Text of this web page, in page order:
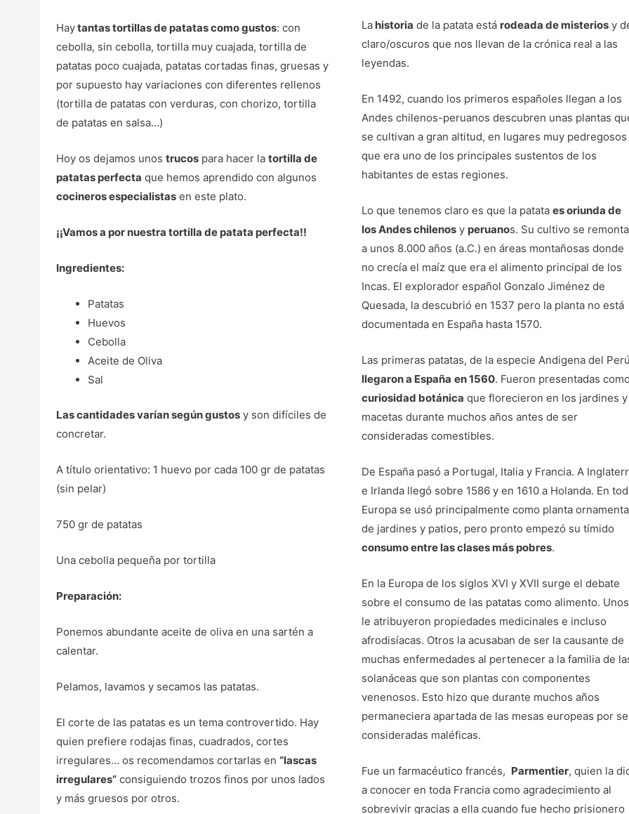
Haytantas tortillas de patatas como gustos: con
cebolla, sin cebolla, tortilla muy cuajada, tortilla de
patatas poco cuajada, patatas cortadas finas, gruesas y
por supuesto hay variaciones con diferentes rellenos
(tortilla de patatas con verduras, con chorizo, tortilla
de patatas en salsa…)
Hoy os dejamos unos trucospara hacer la tortilla de
patatas perfecta que hemos aprendido con algunos
cocineros especialistasen este plato.
¡¡Vamos a por nuestra tortilla de patata perfecta!!
Ingredientes:
Patatas
Huevos
Cebolla
Aceite de Oliva
Sal
Las cantidades varían según gustosy son difíciles de
concretar.
A título orientativo: 1 huevo por cada 100 gr de patatas
(sin pelar)
750 gr de patatas
Una cebolla pequeña por tortilla
Preparación:
Ponemos abundante aceite de oliva en una sartén a
calentar.
Pelamos, lavamos y secamos las patatas.
El corte de las patatas es un tema controvertido. Hay
quien prefiere rodajas finas, cuadrados, cortes
irregulares… os recomendamos cortarlas en “lascas
irregulares”consiguiendo trozos finos por unos lados
y más gruesos por otros.
Lahistoria de la patata está rodeada de misteriosy
claro/oscuros que nos llevan de la crónica real a las
leyendas.
En 1492, cuando los primeros españoles llegan a los
Andes chilenos-peruanos descubren unas plantas
se cultivan a gran altitud, en lugares muy pedregosos
que era uno de los principales sustentos de los
habitantes de estas regiones.
Lo que tenemos claro es que la patata es oriunda de
los Andes chilenosy peruanos. Su cultivo se remonta
a unos 8.000 años (a.C.) en áreas montañosas donde
no crecía el maíz que era el alimento principal de los
Incas. El explorador español Gonzalo Jiménez de
Quesada, la descubrió en 1537 pero la planta no está
documentada en España hasta 1570.
Las primeras patatas, de la especie Andigena del
llegaron a España en 1560. Fueron presentadas
curiosidad botánica que florecieron en los jardines y
macetas durante muchos años antes de ser
consideradas comestibles.
De España pasó a Portugal, Italia y Francia. A
e Irlanda llegó sobre 1586 y en 1610 a Holanda. En
Europa se usó principalmente como planta
de jardines y patios, pero pronto empezó su tímido
consumo entre las clases más pobres.
En la Europa de los siglos XVI y XVII surge el debate
sobre el consumo de las patatas como alimento. Unos
le atribuyeron propiedades medicinales e incluso
afrodisíacas. Otros la acusaban de ser la causante de
muchas enfermedades al pertenecer a la familia de
solanáceas que son plantas con componentes
venenosos. Esto hizo que durante muchos años
permaneciera apartada de las mesas europeas por
consideradas maléficas.
Fue un farmacéutico francés, Parmentier, quien la
a conocer en toda Francia como agradecimiento al
sobrevivir gracias a ella cuando fue hecho prisionero